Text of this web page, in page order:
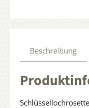
Beschreibung